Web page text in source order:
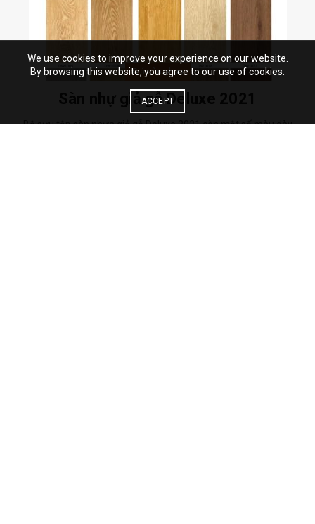
Giá sàn nhựa
Sàn nhự giả gỗ Deluxe 2021
Bộ sưu tập sàn nhựa giả gỗ Deluxe 2021 còn một số màu dày
We use cookies to improve your experience on our website.
By browsing this website, you agree to our use of cookies.
ACCEPT